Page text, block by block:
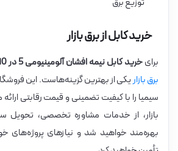
خرید کابل از برق بازار
برایخرید کابل نیمه افشان آلومینیومی 5 در 10 سیمیا با عایق XLPE
برق بازاریکی از بهترین گزینه‌هاست. این
سیمیا را با کیفیت تضمینی و قیمت رقابتی
بازار، از خدمات مشاوره تخصصی، تحویل
بهره‌مند خواهید شد و نیازهای پروژه‌های